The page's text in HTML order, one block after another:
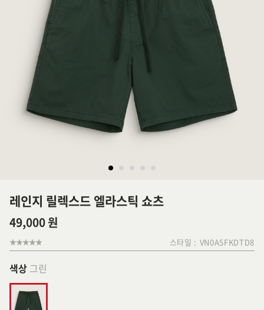
레인지 릴렉스드 엘라스틱 쇼츠
49,000 원
스타일 : VN0A5FKDTD8
색상 그린